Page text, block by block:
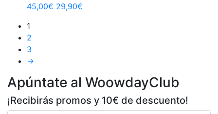
45,00€ 29,90€
1
2
3
→
Apúntate al WoowdayClub
¡Recibirás promos y 10€ de descuento!